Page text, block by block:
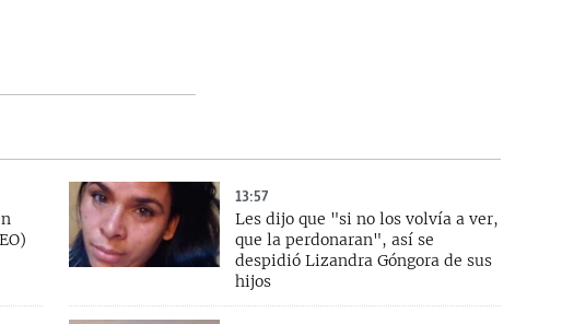
13:57
Les dijo que "si no los volvía a ver,
que la perdonaran", así se
despidió Lizandra Góngora de sus
hijos